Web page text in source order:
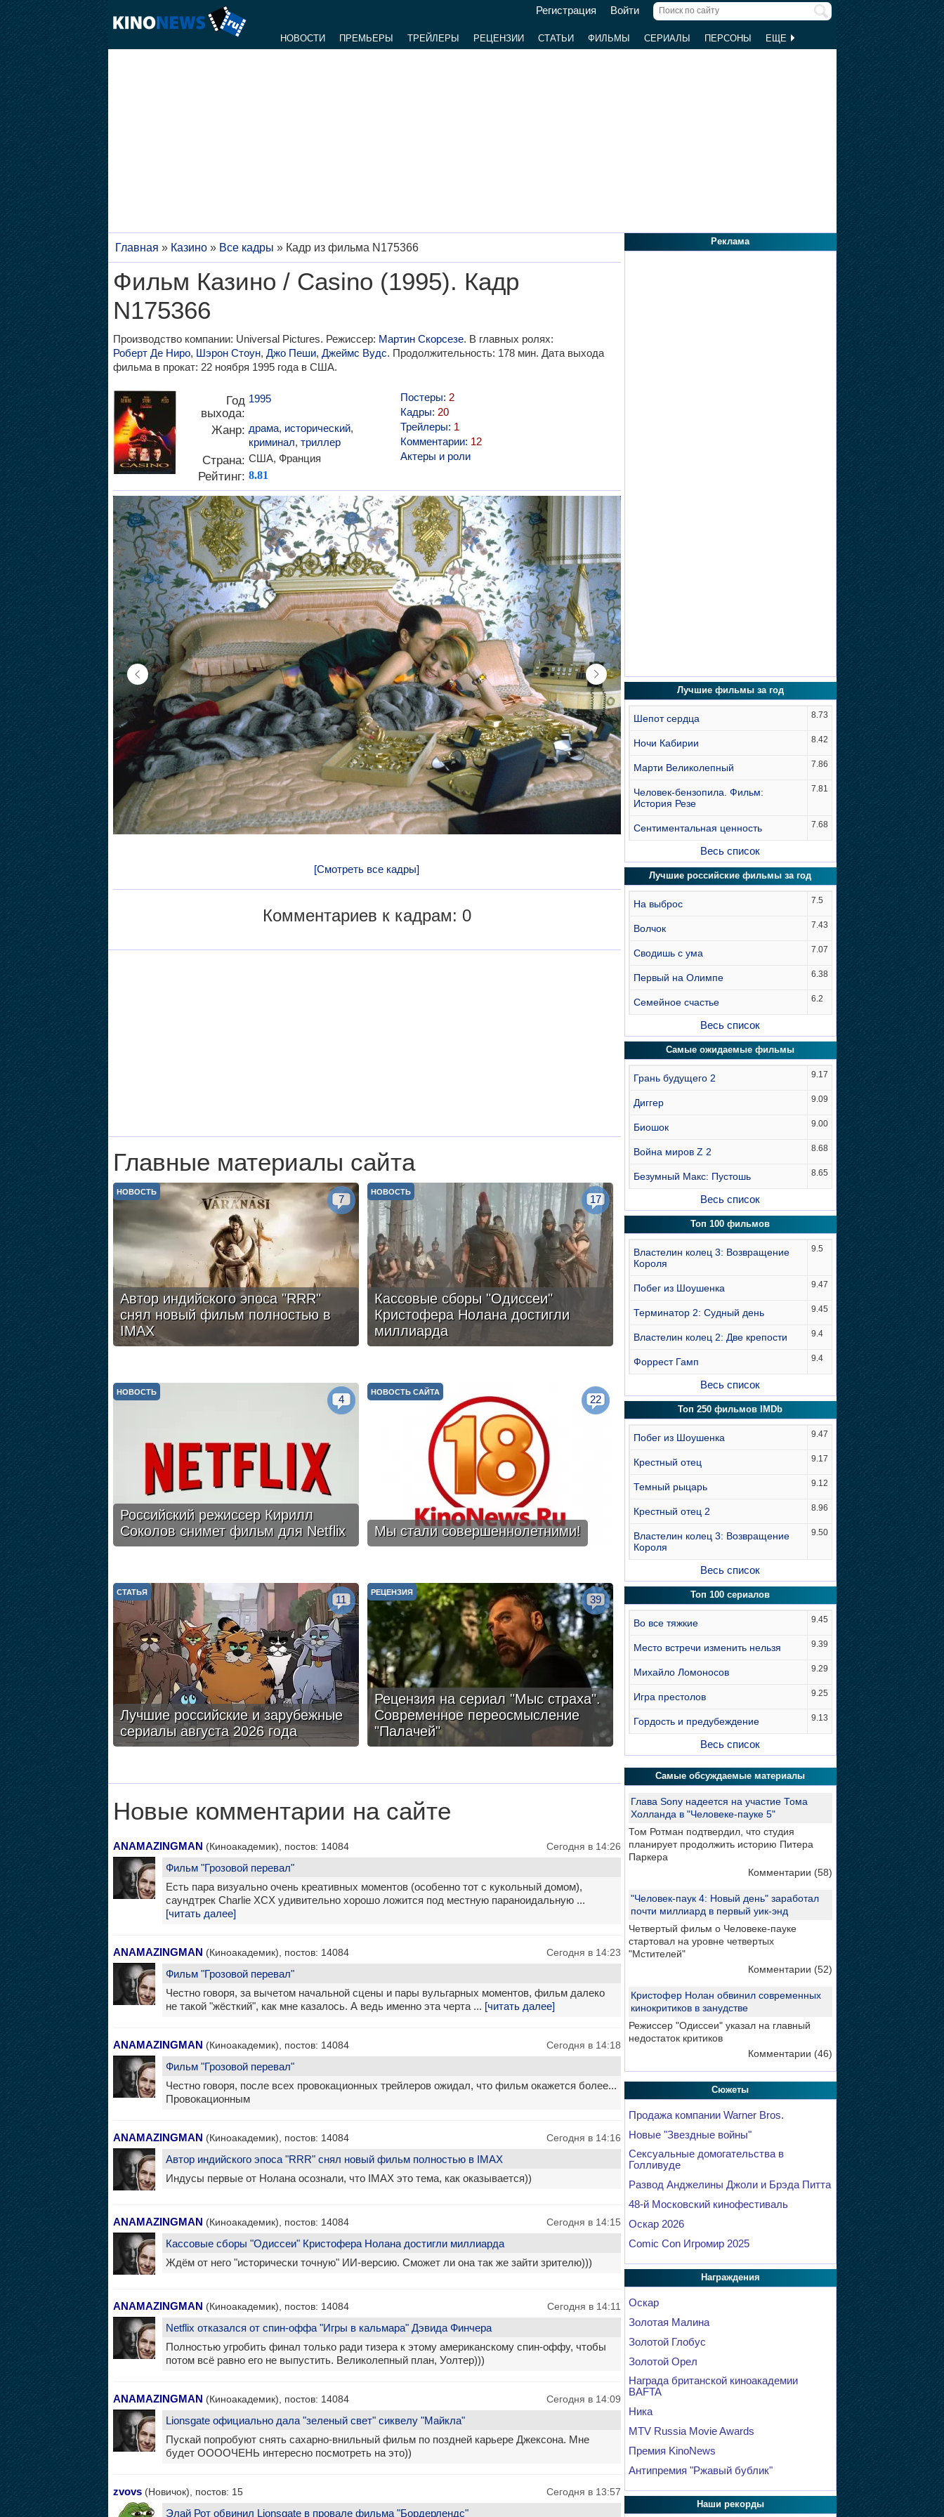
Регистрация Войти
НОВОСТИ ПРЕМЬЕРЫ ТРЕЙЛЕРЫ РЕЦЕНЗИИ СТАТЬИ ФИЛЬМЫ СЕРИАЛЫ ПЕРСОНЫ ЕЩЕ
Главная » Казино» Все кадры » Кадр из фильма N175366
Фильм Казино / Casino (1995). Кадр
N175366
Производство компании: Universal Pictures. Режиссер: Мартин Скорсезе. В главных ролях:
Роберт Де Ниро, Шэрон Стоун, Джо Пеши, Джеймс Вудс. Продолжительность: 178 мин. Дата выхода
фильма в прокат: 22 ноября 1995 года в США.
Год
выхода:
1995
Жанр: драма, исторический,
криминал, триллер
Страна: США, Франция
Рейтинг: 8.81
Постеры: 2
Кадры: 20
Трейлеры: 1
Комментарии: 12
Актеры и роли
[Смотреть все кадры]
Комментариев к кадрам: 0
Главные материалы сайта
Автор индийского эпоса "RRR"
снял новый фильм полностью в
IMAX
НОВОСТЬ
7
Кассовые сборы "Одиссеи"
Кристофера Нолана достигли
миллиарда
НОВОСТЬ
17
Российский режиссер Кирилл
Соколов снимет фильм для Netflix
НОВОСТЬ
4
Мы стали совершеннолетними!
НОВОСТЬ САЙТА
22
Лучшие российские и зарубежные
сериалы августа 2026 года
СТАТЬЯ
11
Рецензия на сериал "Мыс страха".
Современное переосмысление
"Палачей"
РЕЦЕНЗИЯ
39
Новые комментарии на сайте
ANAMAZINGMAN (Киноакадемик), постов: 14084 Сегодня в 14:26
Фильм "Грозовой перевал"
Есть пара визуально очень креативных моментов (особенно тот с кукольный домом),
саундтрек Charlie XCX удивительно хорошо ложится под местную параноидальную ...
[читать далее]
ANAMAZINGMAN (Киноакадемик), постов: 14084 Сегодня в 14:23
Фильм "Грозовой перевал"
Честно говоря, за вычетом начальной сцены и пары вульгарных моментов, фильм далеко
не такой "жёсткий", как мне казалось. А ведь именно эта черта ... [читать далее]
ANAMAZINGMAN (Киноакадемик), постов: 14084 Сегодня в 14:18
Фильм "Грозовой перевал"
Честно говоря, после всех провокационных трейлеров ожидал, что фильм окажется более...
Провокационным
ANAMAZINGMAN (Киноакадемик), постов: 14084 Сегодня в 14:16
Автор индийского эпоса "RRR" снял новый фильм полностью в IMAX
Индусы первые от Нолана осознали, что IMAX это тема, как оказывается))
ANAMAZINGMAN (Киноакадемик), постов: 14084 Сегодня в 14:15
Кассовые сборы "Одиссеи" Кристофера Нолана достигли миллиарда
Ждём от него "исторически точную" ИИ-версию. Сможет ли она так же зайти зрителю)))
ANAMAZINGMAN (Киноакадемик), постов: 14084 Сегодня в 14:11
Netflix отказался от спин-оффа "Игры в кальмара" Дэвида Финчера
Полностью угробить финал только ради тизера к этому американскому спин-оффу, чтобы
потом всё равно его не выпустить. Великолепный план, Уолтер)))
ANAMAZINGMAN (Киноакадемик), постов: 14084 Сегодня в 14:09
Lionsgate официально дала "зеленый свет" сиквелу "Майкла"
Пускай попробуют снять сахарно-внильный фильм по поздней карьере Джексона. Мне
будет ООООЧЕНЬ интересно посмотреть на это))
zvovs(Новичок), постов: 15 Сегодня в 13:57
Элай Рот обвинил Lionsgate в провале фильма "Бордерлендс"
Реклама
Лучшие фильмы за год
Шепот сердца 8.73
Ночи Кабирии 8.42
Марти Великолепный 7.86
Человек-бензопила. Фильм:
История Резе
7.81
Сентиментальная ценность 7.68
Весь список
Лучшие российские фильмы за год
На выброс 7.5
Волчок 7.43
Сводишь с ума 7.07
Первый на Олимпе 6.38
Семейное счастье 6.2
Весь список
Самые ожидаемые фильмы
Грань будущего 2 9.17
Диггер 9.09
Биошок 9.00
Война миров Z 2 8.68
Безумный Макс: Пустошь 8.65
Весь список
Топ 100 фильмов
Властелин колец 3: Возвращение
Короля
9.5
Побег из Шоушенка 9.47
Терминатор 2: Судный день 9.45
Властелин колец 2: Две крепости 9.4
Форрест Гамп 9.4
Весь список
Топ 250 фильмов IMDb
Побег из Шоушенка 9.47
Крестный отец 9.17
Темный рыцарь 9.12
Крестный отец 2 8.96
Властелин колец 3: Возвращение
Короля
9.50
Весь список
Топ 100 сериалов
Во все тяжкие 9.45
Место встречи изменить нельзя 9.39
Михайло Ломоносов 9.29
Игра престолов 9.25
Гордость и предубеждение 9.13
Весь список
Самые обсуждаемые материалы
Глава Sony надеется на участие Тома
Холланда в "Человеке-пауке 5"
Том Ротман подтвердил, что студия
планирует продолжить историю Питера
Паркера
Комментарии (58)
"Человек-паук 4: Новый день" заработал
почти миллиард в первый уик-энд
Четвертый фильм о Человеке-пауке
стартовал на уровне четвертых
"Мстителей"
Комментарии (52)
Кристофер Нолан обвинил современных
кинокритиков в занудстве
Режиссер "Одиссеи" указал на главный
недостаток критиков
Комментарии (46)
Сюжеты
Продажа компании Warner Bros.
Новые "Звездные войны"
Сексуальные домогательства в
Голливуде
Развод Анджелины Джоли и Брэда Питта
48-й Московский кинофестиваль
Оскар 2026
Comic Con Игромир 2025
Награждения
Оскар
Золотая Малина
Золотой Глобус
Золотой Орел
Награда британской киноакадемии
BAFTA
Ника
MTV Russia Movie Awards
Премия KinoNews
Антипремия "Ржавый бублик"
Наши рекорды